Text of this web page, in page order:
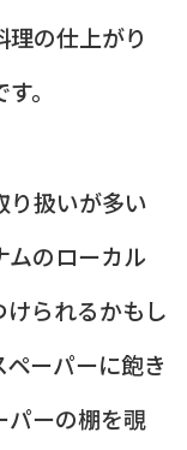
の仕上がり
。
り扱いが多い
ムのローカル
られるかもし
ーパーに飽き
パーの棚を覗